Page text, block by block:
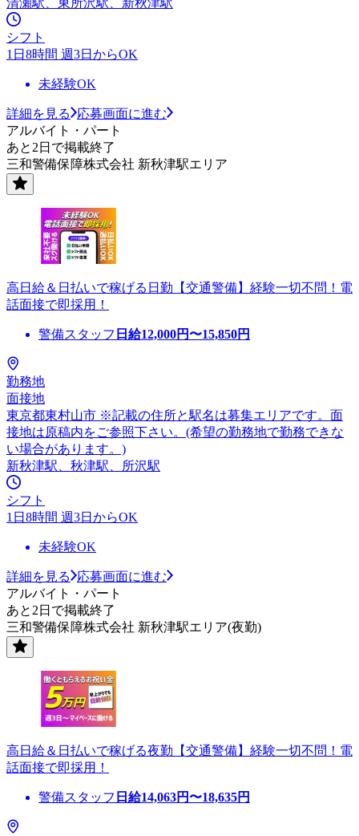
シフト
1日8時間 週3日からOK
未経験OK
詳細を見る
応募画面に進む
アルバイト・パート
あと2日で掲載終了
三和警備保障株式会社 新秋津駅エリア
高日給＆日払いで稼げる日勤【交通警備】経験一切不問！電
話面接で即採用！
警備スタッフ 日給12,000円〜15,850円
勤務地
面接地
東京都東村山市 ※記載の住所と駅名は募集エリアです。面
接地は原稿内をご参照下さい。(希望の勤務地で勤務できな
い場合があります。)
新秋津駅、秋津駅、所沢駅
シフト
1日8時間 週3日からOK
未経験OK
詳細を見る
応募画面に進む
アルバイト・パート
あと2日で掲載終了
三和警備保障株式会社 新秋津駅エリア(夜勤)
高日給＆日払いで稼げる夜勤【交通警備】経験一切不問！電
話面接で即採用！
警備スタッフ 日給14,063円〜18,635円